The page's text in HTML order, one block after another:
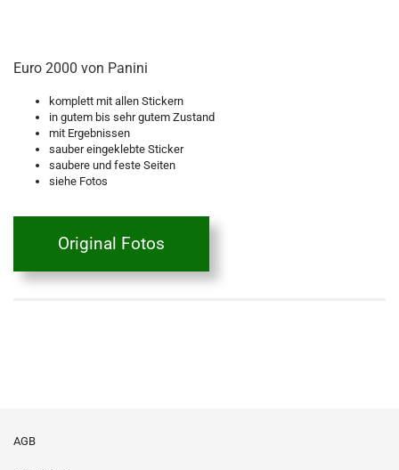
Euro 2000 von Panini
komplett mit allen Stickern
in gutem bis sehr gutem Zustand
mit Ergebnissen
sauber eingeklebte Sticker
saubere und feste Seiten
siehe Fotos
Original Fotos
AGB